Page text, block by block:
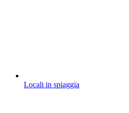
Locali in spiaggia